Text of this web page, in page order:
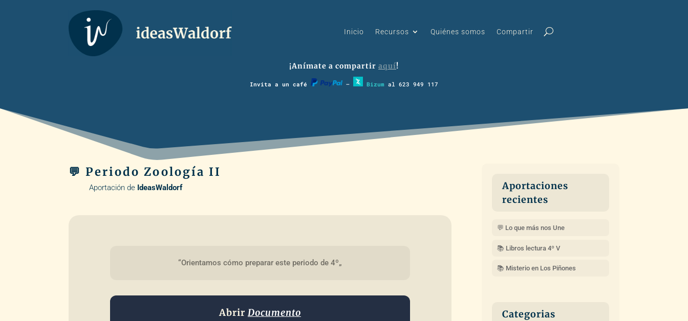
Inicio Recursos Quiénes somos Compartir
¡Anímate a compartir aquí!
Invita a un café – Bizum al 623 949 117
💬 Periodo Zoología II
Aportación de IdeasWaldorf
“Orientamos cómo preparar este periodo de 4º„
AbrirDocumento
Aportaciones
recientes
💬 Lo que más nos Une
📚 Libros lectura 4º V
📚 Misterio en Los Piñones
Categorias